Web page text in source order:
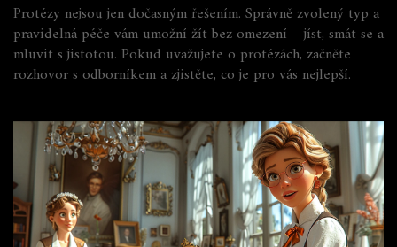
Protézy nejsou jen dočasným řešením. Správně zvolený typ a
pravidelná péče vám umožní žít bez omezení – jíst, smát se a
mluvit s jistotou. Pokud uvažujete o protézách, začněte
rozhovor s odborníkem a zjistěte, co je pro vás nejlepší.